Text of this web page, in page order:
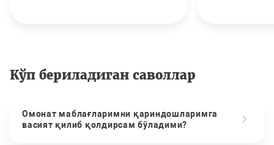
Кўп бериладиган саволлар
Омонат маблағларимни қариндошларимга
васият қилиб қолдирсам бўладими?